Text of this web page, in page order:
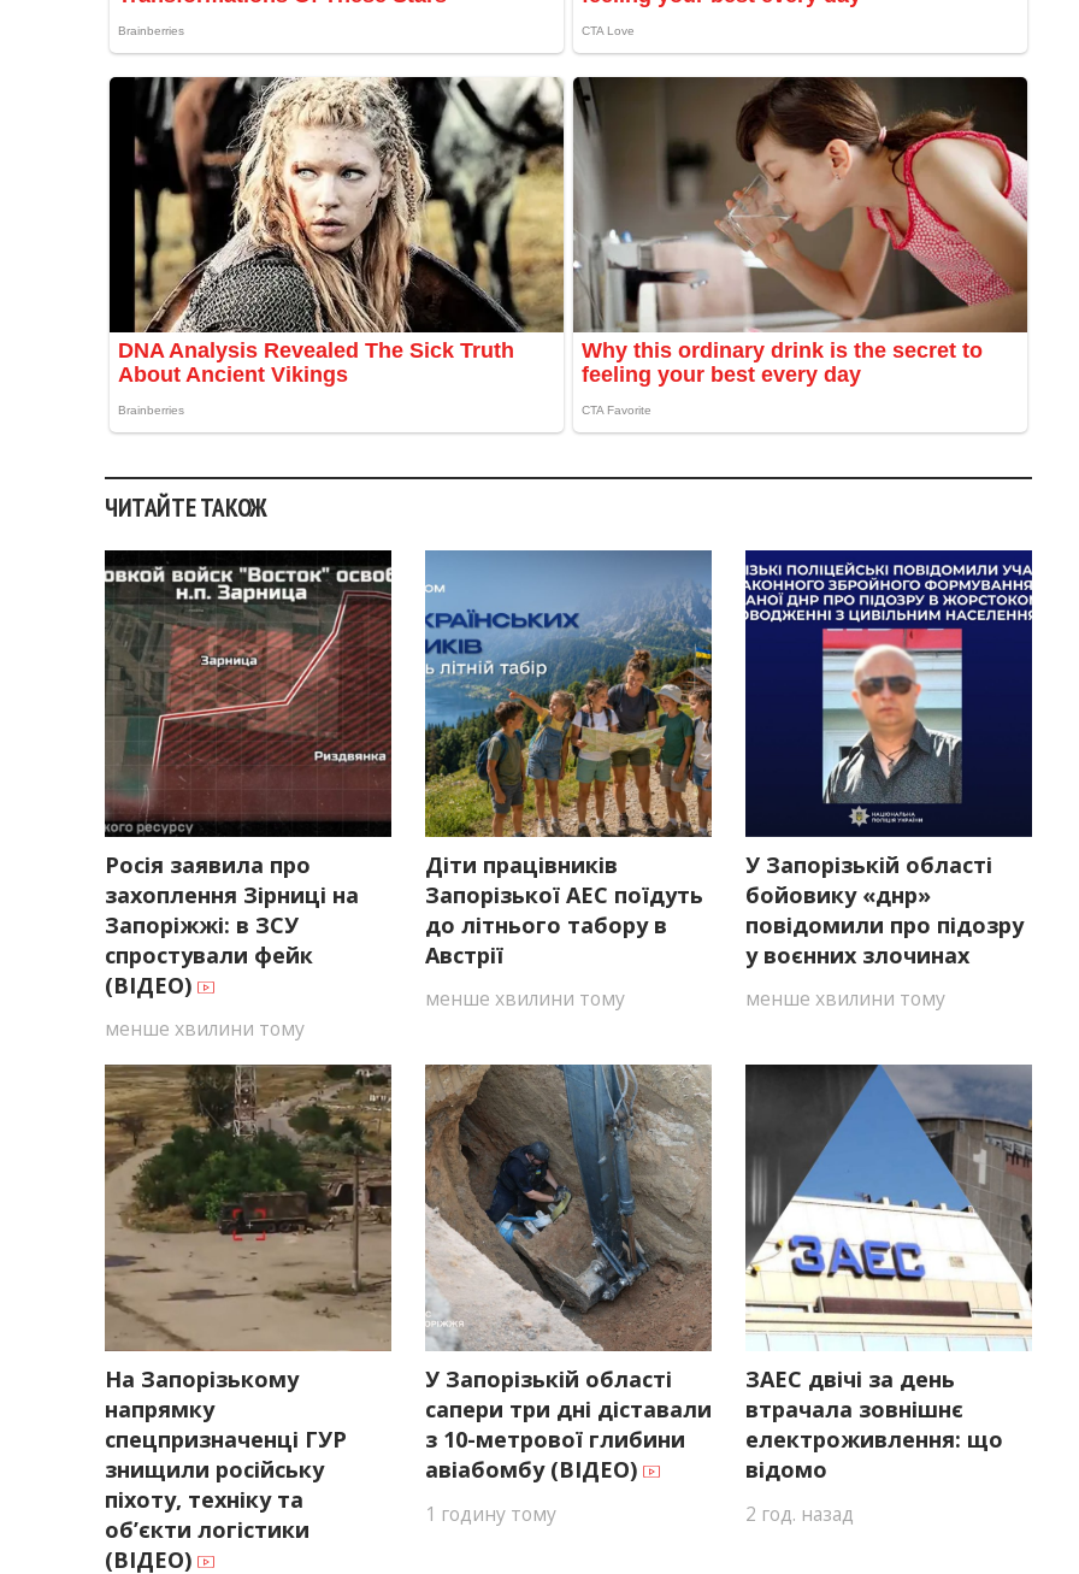
ЧИТАЙТЕ ТАКОЖ
Росія заявила про
захоплення Зірниці на
Запоріжжі: в ЗСУ
спростували фейк
(ВІДЕО)
менше хвилини тому
Діти працівників
Запорізької АЕС поїдуть
до літнього табору в
Австрії
менше хвилини тому
У Запорізькій області
бойовику «днр»
повідомили про підозру
у воєнних злочинах
менше хвилини тому
На Запорізькому
напрямку
спецпризначенці ГУР
знищили російську
піхоту, техніку та
об’єкти логістики
(ВІДЕО)
У Запорізькій області
сапери три дні діставали
з 10-метрової глибини
авіабомбу (ВІДЕО)
1 годину тому
ЗАЕС двічі за день
втрачала зовнішнє
електроживлення: що
відомо
2 год. назад